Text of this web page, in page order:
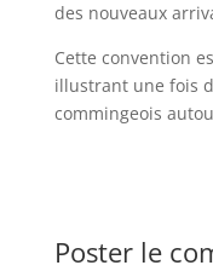
des nouveaux
Cette convention
illustrant une fois
commingeois
Poster le